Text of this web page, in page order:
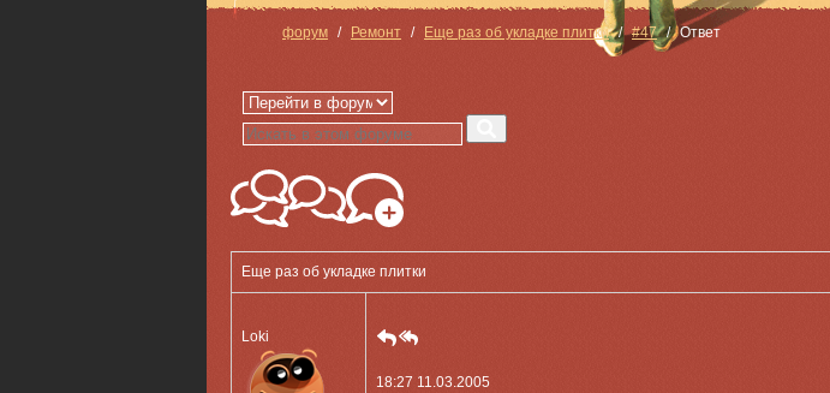
форум Ремонт Еще раз об укладке плитки #47 Ответ
Еще раз об укладке плитки
Loki
18:27 11.03.2005